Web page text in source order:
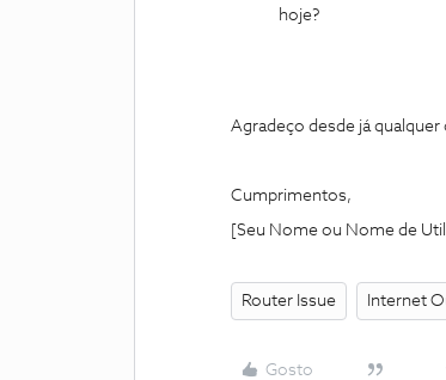
hoje?
Agradeço desde já
Cumprimentos,
[Seu Nome ou Nome de
Router Issue Internet
Gosto